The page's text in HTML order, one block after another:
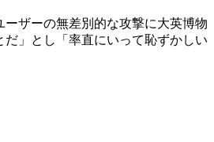
ザーの無差別的な攻撃に大英博物
」とし「率直にいって恥ずかしい